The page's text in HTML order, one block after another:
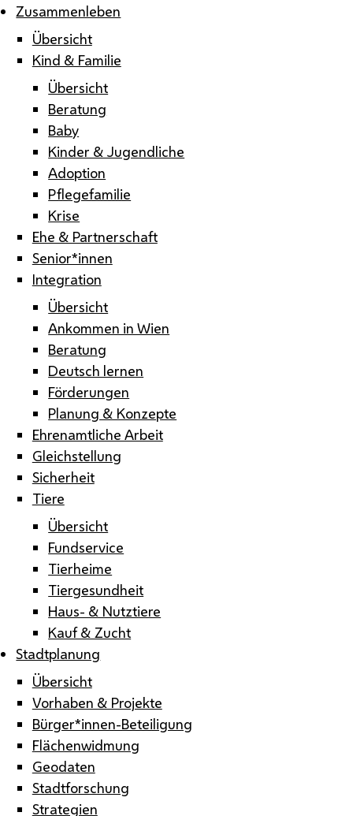
Zusammenleben
Übersicht
Kind & Familie
Übersicht
Beratung
Baby
Kinder & Jugendliche
Adoption
Pflegefamilie
Krise
Ehe & Partnerschaft
Senior*innen
Integration
Übersicht
Ankommen in Wien
Beratung
Deutsch lernen
Förderungen
Planung & Konzepte
Ehrenamtliche Arbeit
Gleichstellung
Sicherheit
Tiere
Übersicht
Fundservice
Tierheime
Tiergesundheit
Haus- & Nutztiere
Kauf & Zucht
Stadtplanung
Übersicht
Vorhaben & Projekte
Bürger*innen-Beteiligung
Flächenwidmung
Geodaten
Stadtforschung
Strategien